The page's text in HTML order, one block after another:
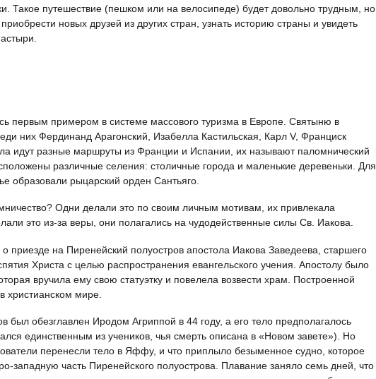
Такое путешествие (пешком или на велосипеде) будет довольно трудным, но
новых друзей из других стран, узнать историю страны и увидеть
первым примером в системе массового туризма в Европе. Святыню в
них Фердинанд Арагонский, Изабелла Кастильская, Карл V, Франциск
идут разные маршруты из Франции и Испании, их называют паломнический
различные селения: столичные города и маленькие деревеньки. Для
образовали рыцарский орден Сантьяго.
Одни делали это по своим личным мотивам, их привлекала
это из-за веры, они полагались на чудодейственные силы Св. Иакова.
приезде на Пиренейский полуостров апостола Иакова Заведеева, старшего
Христа с целью распространения евангельского учения. Апостолу было
вручила ему свою статуэтку и повелела возвести храм. Построенной
христианском мире.
был обезглавлен Иродом Агриппой в 44 году, а его тело предполагалось
единственным из учеников, чья смерть описана в «Новом завете»). Но
перенесли тело в Яффу, и что приплыло безыменное судно, которое
западную часть Пиренейского полуострова. Плавание заняло семь дней, что